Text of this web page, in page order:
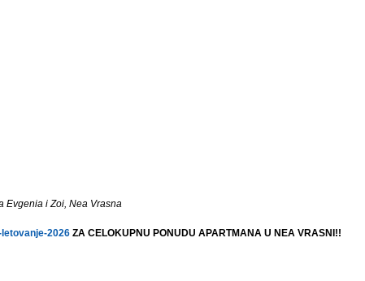
Evgenia i Zoi, Nea Vrasna
2026 ZA CELOKUPNU PONUDU APARTMANA U NEA VRASNI!!